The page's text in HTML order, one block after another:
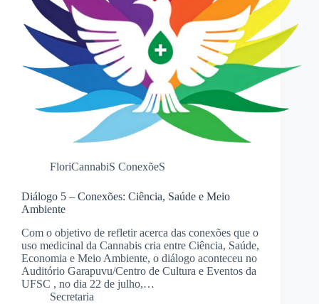
FloriCannabiS ConexõeS
Diálogo 5 – Conexões: Ciência, Saúde e Meio
Ambiente
Com o objetivo de refletir acerca das conexões que o
uso medicinal da Cannabis cria entre Ciência, Saúde,
Economia e Meio Ambiente, o diálogo aconteceu no
Auditório Garapuvu/Centro de Cultura e Eventos da
UFSC , no dia 22 de julho,…
Secretaria